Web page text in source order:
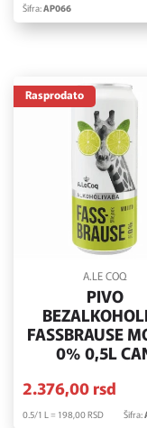
Šifra:AP066
Rasprodato
A.LE COQ
PIVO
FASSBRAUSE
0% 0,5L
2.376,00rsd
0.5/1 L = 198,00RSD Šifra: